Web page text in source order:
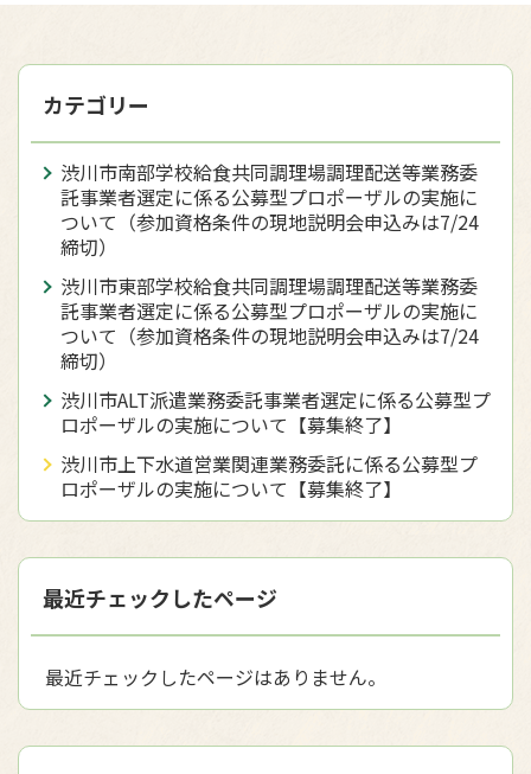
カテゴリー
渋川市南部学校給食共同調理場調理配送等業務委
託事業者選定に係る公募型プロポーザルの実施に
ついて（参加資格条件の現地説明会申込みは7/24
締切）
渋川市東部学校給食共同調理場調理配送等業務委
託事業者選定に係る公募型プロポーザルの実施に
ついて（参加資格条件の現地説明会申込みは7/24
締切）
渋川市ALT派遣業務委託事業者選定に係る公募型プ
ロポーザルの実施について【募集終了】
渋川市上下水道営業関連業務委託に係る公募型プ
ロポーザルの実施について【募集終了】
最近チェックしたページ
最近チェックしたページはありません。